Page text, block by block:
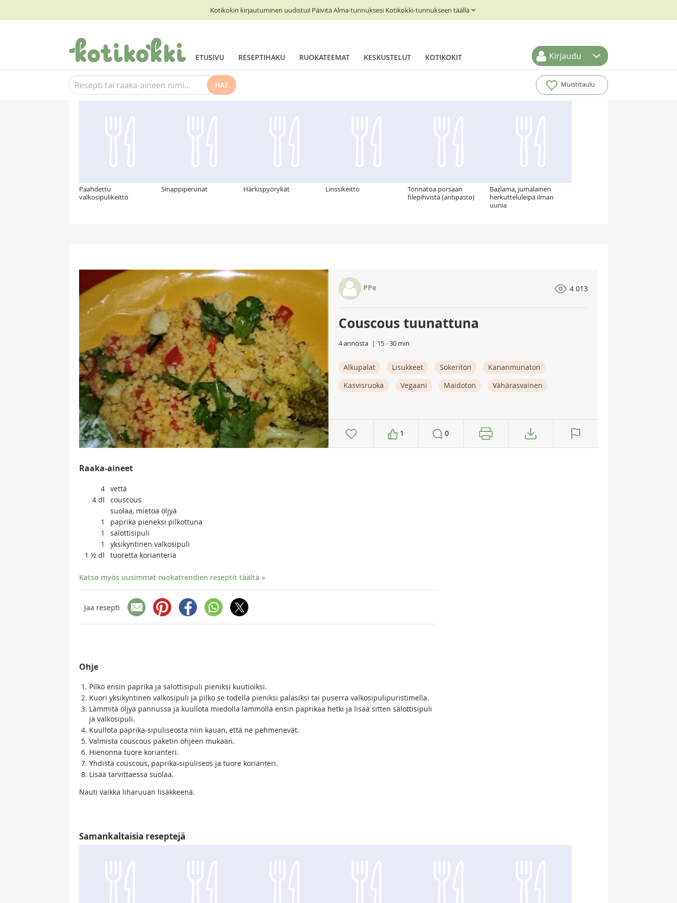
Kotikokin kirjautuminen uudistui! Päivitä Alma-tunnuksesi Kotikokki-tunnukseen täällä
ETUSIVU RESEPTIHAKU RUOKATEEMAT KESKUSTELUT KOTIKOKIT Kirjaudu
HAE Muistitaulu
Suosittelemme myös
Paahdettu
valkosipulikeitto
Sinappiperunat Härkispyörykät Linssikeitto
Tonnatoa porsaan
filepihvistä (antipasto)
Bazlama, jumalainen
herkutteluleipä ilman
uunia
PPe 4 013
Couscous tuunattuna
4 annosta 15 - 30 min
Alkupalat Lisukkeet Sokeriton
Kananmunaton
Kasvisruoka
Vegaani Maidoton Vähärasvainen
1 0
Raaka-aineet
4 vettä
4 dl
couscous
suolaa, mietoa öljyä
1
paprika pieneksi pilkottuna
1
salottisipuli
1
yksikyntinen valkosipuli
1 ½ dl tuoretta korianteria
Katso myös uusimmat ruokatrendien reseptit täältä »
Jaa resepti
Ohje
Pilko ensin paprika ja salottisipuli pieniksi kuutioiksi.
Kuori yksikyntinen valkosipuli ja pilko se todella pieniksi palasiksi tai puserra valkosipulipuristimella.
Lämmitä öljyä pannussa ja kuullota miedolla lämmöllä ensin paprikaa hetki ja lisää sitten salottisipuli
ja valkosipuli.
Kuullota paprika-sipuliseosta niin kauan, että ne pehmenevät.
Valmista couscous paketin ohjeen mukaan.
Hienonna tuore korianteri.
Yhdistä couscous, paprika-sipuliseos ja tuore korianteri.
Lisää tarvittaessa suolaa.
Nauti vaikka liharuuan lisäkkeenä.
Samankaltaisia reseptejä